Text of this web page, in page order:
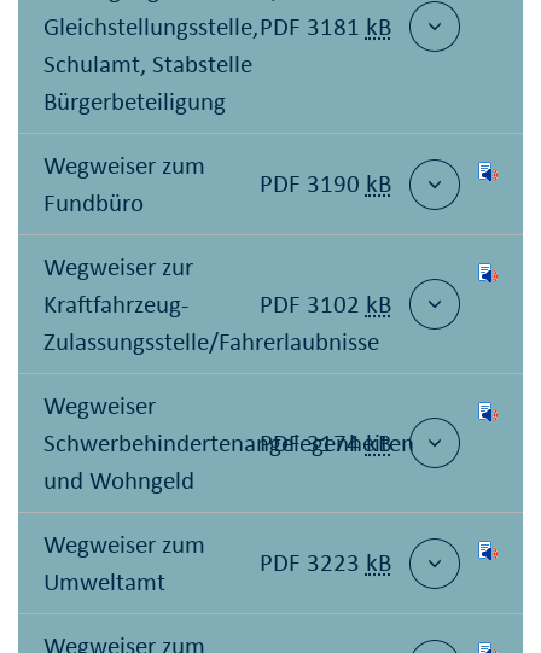
Gleichstellungsstelle,
Schulamt, Stabstelle
Bürgerbeteiligung
PDF 3181 kB
Wegweiser zum
Fundbüro
PDF 3190 kB
Wegweiser zur
Kraftfahrzeug-
Zulassungsstelle/Fahrerlaubnisse
PDF 3102 kB
Wegweiser
Schwerbehindertenangelegenheiten
und Wohngeld
PDF 3174kB
Wegweiser zum
Umweltamt
PDF 3223 kB
Wegweiser zum